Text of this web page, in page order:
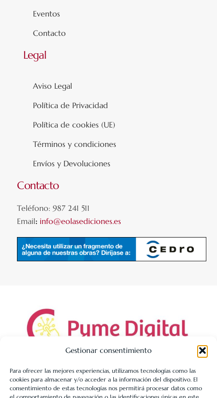
Gestionar consentimiento
Para ofrecer las mejores experiencias, utilizamos tecnologías como las
cookies para almacenar y/o acceder a la información del dispositivo. El
consentimiento de estas tecnologías nos permitirá procesar datos como
Eventos
Contacto
Legal
Aviso Legal
Política de Privacidad
Política de cookies (UE)
Términos y condiciones
Envíos y Devoluciones
Contacto
Teléfono: 987 241 511
Email: info@eolasediciones.es
LIBRERÍA UNIVERSITARIA LEÓN 1980 SLL ha sido beneficiaria
de Fondos Europeos, cuyo objetivo es la mejora de la